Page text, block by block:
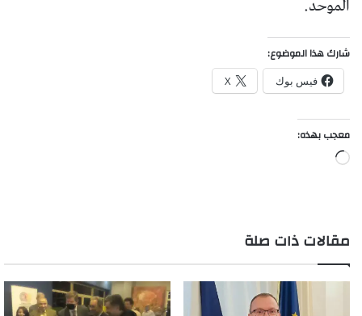
الموحد.
شارك هذا الموضوع:
فيس بوك X
معجب بهذه:
جاري
مقالات ذات صلة